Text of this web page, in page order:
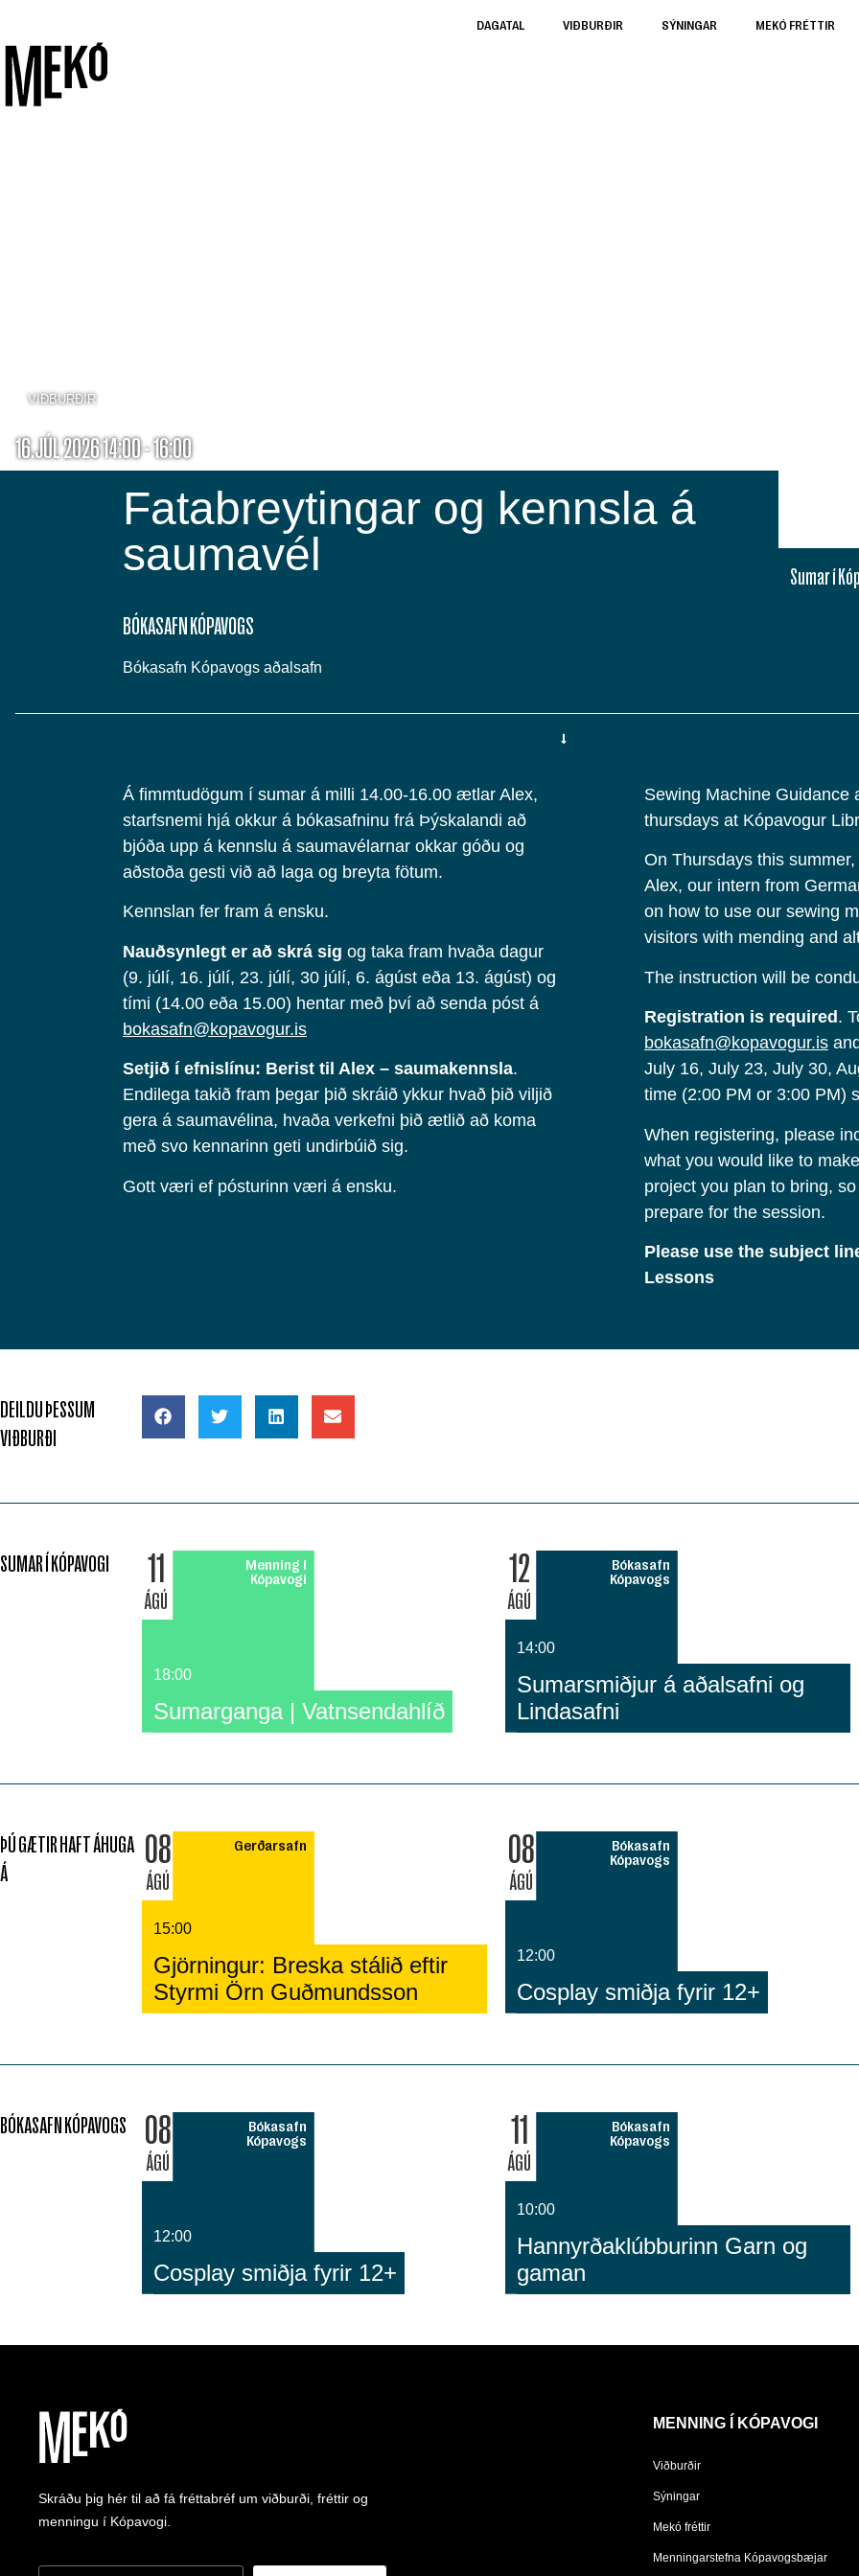
DAGATAL VIÐBURÐIR SÝNINGAR MEKÓ FRÉTTIR
VIÐBURÐIR
16.JÚL 2026 14:00 - 16:00
Fatabreytingar og kennsla á
saumavél
Sumar í
BÓKASAFN KÓPAVOGS
Bókasafn Kópavogs aðalsafn
Á fimmtudögum í sumar á milli 14.00-16.00 ætlar Alex,
starfsnemi hjá okkur á bókasafninu frá Þýskalandi að
bjóða upp á kennslu á saumavélarnar okkar góðu og
aðstoða gesti við að laga og breyta fötum.
Kennslan fer fram á ensku.
Nauðsynlegt er að skrá sig og taka fram hvaða dagur
(9. júlí, 16. júlí, 23. júlí, 30 júlí, 6. ágúst eða 13. ágúst) og
tími (14.00 eða 15.00) hentar með því að senda póst á
bokasafn@kopavogur.is
Setjið í efnislínu: Berist til Alex – saumakennsla.
Endilega takið fram þegar þið skráið ykkur hvað þið viljið
gera á saumavélina, hvaða verkefni þið ætlið að koma
með svo kennarinn geti undirbúið sig.
Gott væri ef pósturinn væri á ensku.
Sewing Machine Guidance
thursdays at Kópavogur
On Thursdays this
Alex, our intern from
on how to use our sewing
visitors with mending and
The instruction will be
Registration is required .
bokasafn@kopavogur.is
July 16, July 23, July 30,
time (2:00 PM or 3:00 PM)
When registering, please
what you would like to
project you plan to bring,
prepare for the session.
Please use the subject
Lessons
DEILDU ÞESSUM
VIÐBURÐI
SUMAR Í KÓPAVOGI 11
ÁGÚ
Menning í
Kópavogi
18:00
Sumarganga | Vatnsendahlíð
12
ÁGÚ
Bókasafn
Kópavogs
14:00
Sumarsmiðjur á aðalsafni og
Lindasafni
ÞÚ GÆTIR HAFT ÁHUGA
Á
08
ÁGÚ
Gerðarsafn
15:00
Gjörningur: Breska stálið eftir
Styrmi Örn Guðmundsson
08
ÁGÚ
Bókasafn
Kópavogs
12:00
Cosplay smiðja fyrir 12+
BÓKASAFN KÓPAVOGS 08
ÁGÚ
Bókasafn
Kópavogs
12:00
Cosplay smiðja fyrir 12+
11
ÁGÚ
Bókasafn
Kópavogs
10:00
Hannyrðaklúbburinn Garn og
gaman
Skráðu þig hér til að fá fréttabréf um viðburði, fréttir og
menningu í Kópavogi.
MENNING Í KÓPAVOGI
Viðburðir
Sýningar
Mekó fréttir
Menningarstefna Kópavogsbæjar